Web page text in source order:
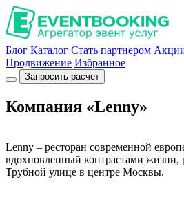
Блог Каталог Стать партнером
Продвижение Избранное
Запросить расчет
Компания «Lenny»
Lenny – ресторан современной
вдохновленный контрастами жизни,
Трубной улице в центре Москвы.